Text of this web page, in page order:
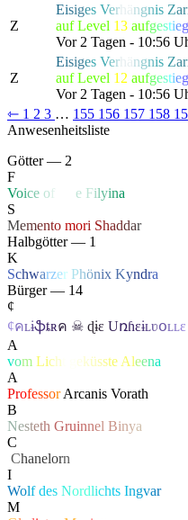
Z
Eisiges Ver ängnis Zar
auf Level 13 aufgestieg
Vor 2 Tagen - 10:56
Z
Eisiges Ver ängnis Zar
auf Level 12 aufgestieg
Vor 2 Tagen - 10:56
⇽ 1 2 3 … 155 156 157 158
Anwesenheitsliste
Götter — 2
F
Voice of e Filyina
S
Memento mori Shaddar
Halbgötter — 1
K
Schwarzer Phönix Kyndra
Bürger — 14
¢
¢คʟɨֆȶʀค ☠ ɖɨɛ Uռɦɛɨʟʋօʟʟɛ
A
vom Lich eküsste Aleena
A
ProfessorArcanis Vorath
B
Nesteth Gruinnel Binya
C
Chanelorn
I
Wolfdes Nordlichts Ingvar
M